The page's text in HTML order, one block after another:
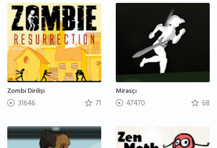
Zombi Dirilişi
31646 71
Mirasçı
47470 68